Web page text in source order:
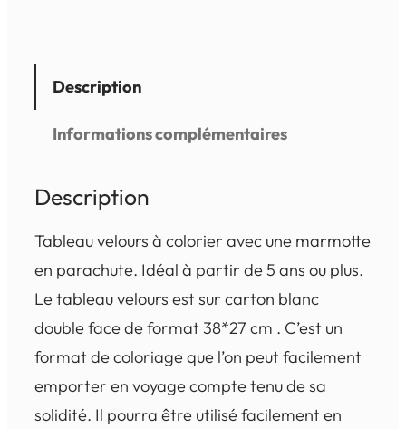
Description
Informations complémentaires
Description
Tableau velours à colorier avec une marmotte
en parachute. Idéal à partir de 5 ans ou plus.
Le tableau velours est sur carton blanc
double face de format 38*27 cm . C’est un
format de coloriage que l’on peut facilement
emporter en voyage compte tenu de sa
solidité. Il pourra être utilisé facilement en